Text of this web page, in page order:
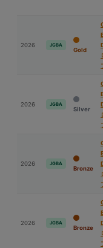
2026 JGBA
Gold
2026 JGBA
Silver
2026 JGBA
Bronze
2026 JGBA
Bronze